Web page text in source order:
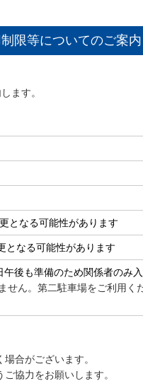
限等についてのご案内
ます。
なる可能性があります
なる可能性があります
後も準備のため関係者のみ
二駐車場をご利用くだ
合がございます。
協力をお願いします。